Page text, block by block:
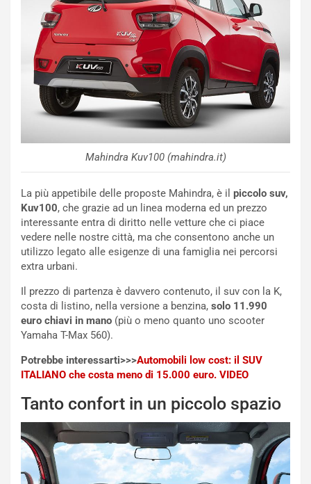
Mahindra Kuv100 (mahindra.it)
La più appetibile delle proposte Mahindra, è il piccolo suv,
Kuv100, che grazie ad un linea moderna ed un prezzo
interessante entra di diritto nelle vetture che ci piace
vedere nelle nostre città, ma che consentono anche un
utilizzo legato alle esigenze di una famiglia nei percorsi
extra urbani.
Il prezzo di partenza è davvero contenuto, il suv con la K,
costa di listino, nella versione a benzina, solo 11.990
euro chiavi in mano (più o meno quanto uno scooter
Yamaha T-Max 560).
Potrebbe interessarti>>>Automobili low cost: il SUV
ITALIANO che costa meno di 15.000 euro. VIDEO
Tanto confort in un piccolo spazio
NOTIZIE
s
s
a
Q
a
q
a